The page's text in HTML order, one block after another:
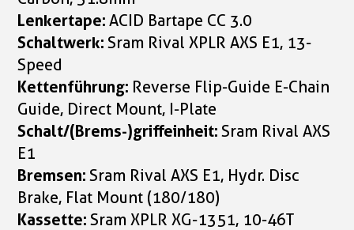
Lenkertape:ACID Bartape CC 3.0
Schaltwerk:Sram Rival XPLR AXS E1, 13-
Speed
Kettenführung: Reverse Flip-Guide E-Chain
Guide, Direct Mount, I-Plate
Schalt/(Brems-)griffeinheit:Sram Rival AXS
E1
Bremsen:Sram Rival AXS E1, Hydr. Disc
Brake, Flat Mount (180/180)
Kassette:Sram XPLR XG-1351, 10-46T